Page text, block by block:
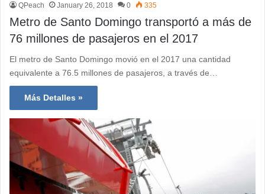
QPeach January 26, 2018 0 335
Metro de Santo Domingo transportó a más de
76 millones de pasajeros en el 2017
El metro de Santo Domingo movió en el 2017 una cantidad
equivalente a 76.5 millones de pasajeros, a través de…
Más Detalles »